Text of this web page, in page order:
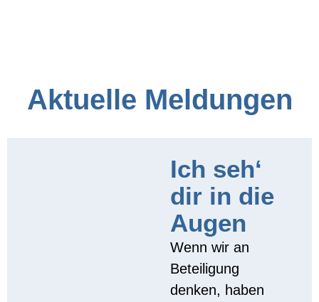
Aktuelle Meldungen
Ich seh‘
dir in die
Augen
Wenn wir an
Beteiligung
denken, haben